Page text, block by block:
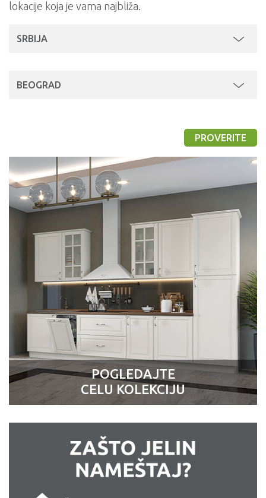
lokacije koja je vama najbliža.
SRBIJA
BEOGRAD
PROVERITE
POGLEDAJTE
CELU KOLEKCIJU